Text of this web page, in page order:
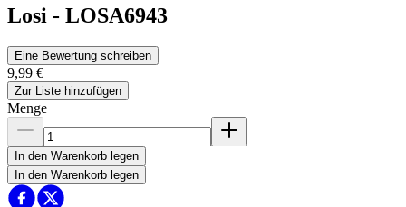
Losi - LOSA6943
Eine Bewertung schreiben
9,99 €
Zur Liste hinzufügen
Menge
In den Warenkorb legen
In den Warenkorb legen